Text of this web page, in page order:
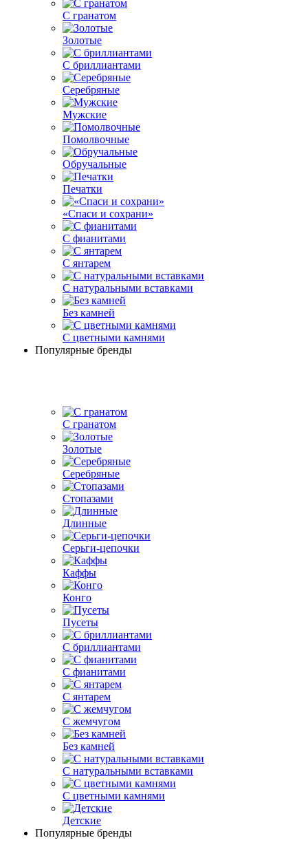
С гранатом
Золотые
С бриллиантами
Серебряные
Мужские
Помолвочные
Обручальные
Печатки
«Спаси и сохрани»
С фианитами
С янтарем
С натуральными вставками
Без камней
С цветными камнями
Популярные бренды
С гранатом
Золотые
Серебряные
Стопазами
Длинные
Серьги-цепочки
Каффы
Конго
Пусеты
С бриллиантами
С фианитами
С янтарем
С жемчугом
Без камней
С натуральными вставками
С цветными камнями
Детские
Популярные бренды